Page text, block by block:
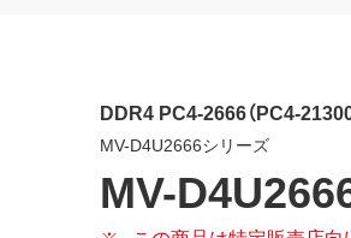
DDR4 PC4-2666（PC4-
MV-D4U2666シリーズ
MV-